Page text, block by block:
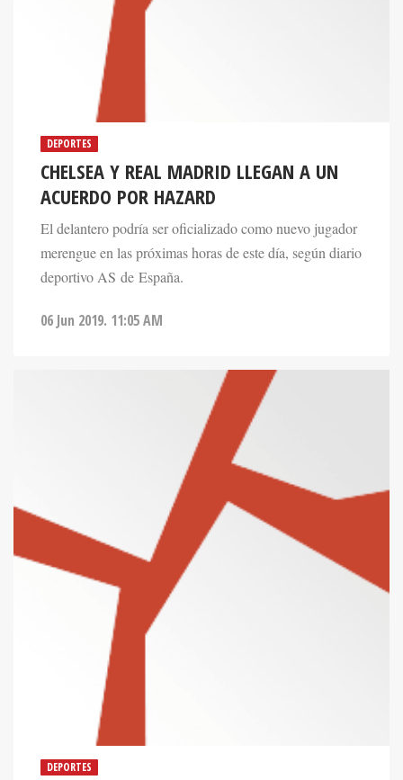
DEPORTES
CHELSEA Y REAL MADRID LLEGAN A UN
ACUERDO POR HAZARD
El delantero podría ser oficializado como nuevo jugador
merengue en las próximas horas de este día, según diario
deportivo AS de España.
06 Jun 2019. 11:05 AM
DEPORTES